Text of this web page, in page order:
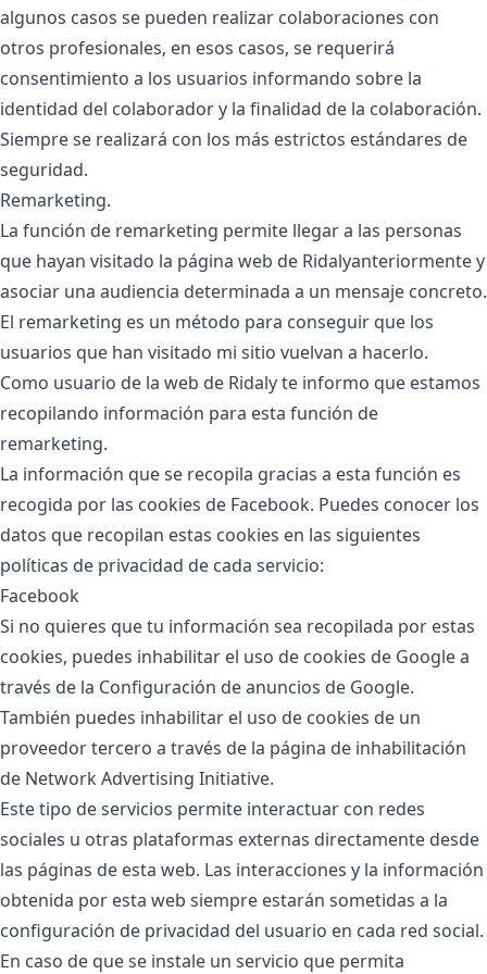
algunos casos se pueden realizar colaboraciones con
otros profesionales, en esos casos, se requerirá
consentimiento a los usuarios informando sobre la
identidad del colaborador y la finalidad de la colaboración.
Siempre se realizará con los más estrictos estándares de
seguridad.
Remarketing.
La función de remarketing permite llegar a las personas
que hayan visitado la página web de Ridalyanteriormente y
asociar una audiencia determinada a un mensaje concreto.
El remarketing es un método para conseguir que los
usuarios que han visitado mi sitio vuelvan a hacerlo.
Como usuario de la web de Ridaly te informo que estamos
recopilando información para esta función de
remarketing.
La información que se recopila gracias a esta función es
recogida por las cookies de Facebook. Puedes conocer los
datos que recopilan estas cookies en las siguientes
políticas de privacidad de cada servicio:
Facebook
Si no quieres que tu información sea recopilada por estas
cookies, puedes inhabilitar el uso de cookies de Google a
través de la Configuración de anuncios de Google.
También puedes inhabilitar el uso de cookies de un
proveedor tercero a través de la página de inhabilitación
de Network Advertising Initiative.
Este tipo de servicios permite interactuar con redes
sociales u otras plataformas externas directamente desde
las páginas de esta web. Las interacciones y la información
obtenida por esta web siempre estarán sometidas a la
configuración de privacidad del usuario en cada red social.
En caso de que se instale un servicio que permita